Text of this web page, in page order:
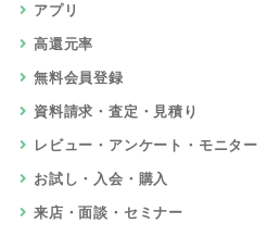
アプリ
高還元率
無料会員登録
資料請求・査定・見積り
レビュー・アンケート・モニター
お試し・入会・購入
来店・面談・セミナー